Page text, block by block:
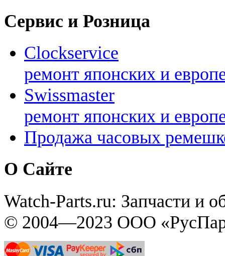
Сервис и Розница
Clockservice
ремонт японских и
Swissmaster
ремонт японских и
Продажа часовых
О Сайте
Watch-Parts.ru: Запчасти и
© 2004—2023 ООО